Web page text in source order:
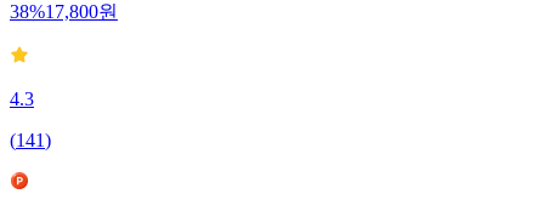
38%17,800원
4.3
(141)